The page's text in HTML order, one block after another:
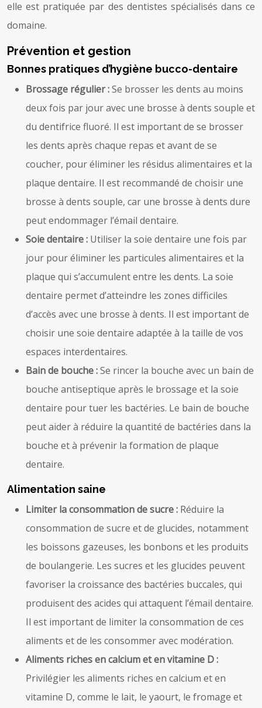
elle est pratiquée par des dentistes spécialisés dans ce
domaine.
Prévention et gestion
Bonnes pratiques d’hygiène bucco-dentaire
Brossage régulier :Se brosser les dents au moins
deux fois par jour avec une brosse à dents souple et
du dentifrice fluoré. Il est important de se brosser
les dents après chaque repas et avant de se
coucher, pour éliminer les résidus alimentaires et la
plaque dentaire. Il est recommandé de choisir une
brosse à dents souple, car une brosse à dents dure
peut endommager l’émail dentaire.
Soie dentaire : Utiliser la soie dentaire une fois par
jour pour éliminer les particules alimentaires et la
plaque qui s’accumulent entre les dents. La soie
dentaire permet d’atteindre les zones difficiles
d’accès avec une brosse à dents. Il est important de
choisir une soie dentaire adaptée à la taille de vos
espaces interdentaires.
Bain de bouche :Se rincer la bouche avec un bain de
bouche antiseptique après le brossage et la soie
dentaire pour tuer les bactéries. Le bain de bouche
peut aider à réduire la quantité de bactéries dans la
bouche et à prévenir la formation de plaque
dentaire.
Alimentation saine
Limiter la consommation de sucre : Réduire la
consommation de sucre et de glucides, notamment
les boissons gazeuses, les bonbons et les produits
de boulangerie. Les sucres et les glucides peuvent
favoriser la croissance des bactéries buccales, qui
produisent des acides qui attaquent l’émail dentaire.
Il est important de limiter la consommation de ces
aliments et de les consommer avec modération.
Aliments riches en calcium et en vitamine D :
Privilégier les aliments riches en calcium et en
vitamine D, comme le lait, le yaourt, le fromage et